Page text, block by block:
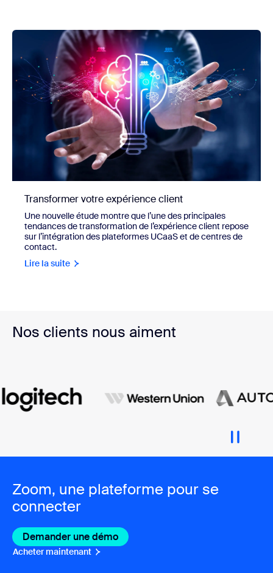
Transformer votre expérience client
Une nouvelle étude montre que l’une des principales
tendances de transformation de l’expérience client repose
sur l’intégration des plateformes UCaaS et de centres de
contact.
Lire la suite
Nos clients nous aiment
Zoom, une plateforme pour se
connecter
Demander une démo
Acheter maintenant